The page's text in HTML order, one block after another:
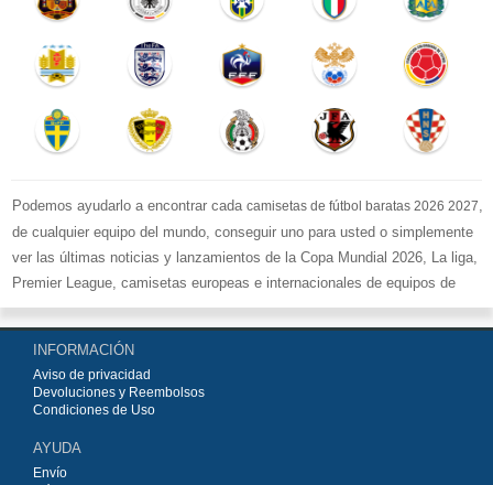
Podemos ayudarlo a encontrar cada camisetas de fútbol baratas 2026 2027
de cualquier equipo del mundo, conseguir uno para usted o simplemente
ver las últimas noticias y lanzamientos de la Copa Mundial 2026, La liga,
Premier League, camisetas europeas e internacionales de equipos de
fútbol y kits.
Comprecamisetas de fútbol baratas replicasen la tienda deportiva
más grande de Europa. ¡Grandes ofertas en todas las camisetas del club
de fútbol, ​​kits europeos e internacionales, todo a los precios más bajos!
Compre nuestra gran selección de
INFORMACIÓN
Aviso de privacidad
Devoluciones y Reembolsos
Condiciones de Uso
AYUDA
Envío